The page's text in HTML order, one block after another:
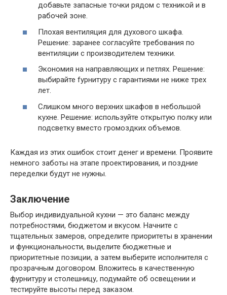
добавьте запасные точки рядом с техникой и в
рабочей зоне.
Плохая вентиляция для духового шкафа.
Решение: заранее согласуйте требования по
вентиляции с производителем техники.
Экономия на направляющих и петлях. Решение:
выбирайте fурнитуру с гарантиями не ниже трех
лет.
Слишком много верхних шкафов в небольшой
кухне. Решение: используйте открытую полку или
подсветку вместо громоздких объемов.
Каждая из этих ошибок стоит денег и времени. Проявите
немного заботы на этапе проектирования, и поздние
переделки будут не нужны.
Заключение
Выбор индивидуальной кухни — это баланс между
потребностями, бюджетом и вкусом. Начните с
тщательных замеров, определите приоритеты в хранении
и функциональности, выделите бюджетные и
приоритетные позиции, а затем выберите исполнителя с
прозрачным договором. Вложитесь в качественную
фурнитуру и столешницу, подумайте об освещении и
тестируйте высоты перед заказом.